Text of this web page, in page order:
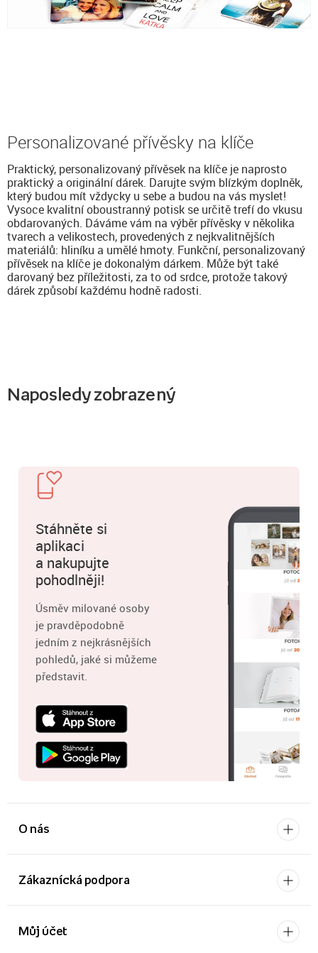
Personalizované přívěsky na klíče
Praktický, personalizovaný přívěsek na klíče je naprosto
praktický a originální dárek. Darujte svým blízkým doplněk,
který budou mít vždycky u sebe a budou na vás myslet!
Vysoce kvalitní oboustranný potisk se určitě trefí do vkusu
obdarovaných. Dáváme vám na výběr přívěsky v několika
tvarech a velikostech, provedených z nejkvalitnějších
materiálů: hliníku a umělé hmoty. Funkční, personalizovaný
přívěsek na klíče je dokonalým dárkem. Může být také
darovaný bez příležitosti, za to od srdce, protože takový
dárek způsobí každému hodně radosti.
Naposledy zobrazený
Stáhněte si
aplikaci
a nakupujte
pohodlněji!
Úsměv milované osoby
je pravděpodobně
jedním z nejkrásnějších
pohledů, jaké si můžeme
představit.
O nás
Zákaznícká podpora
Můj účet